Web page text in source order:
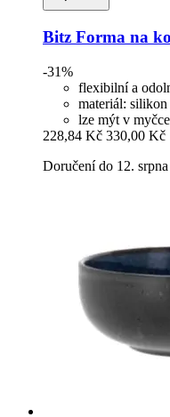
Bitz Forma na
-31%
flexibilní a
materiál: silikon
lze mýt v
228,84 Kč 330,00 Kč
Doručení do 12. srpna